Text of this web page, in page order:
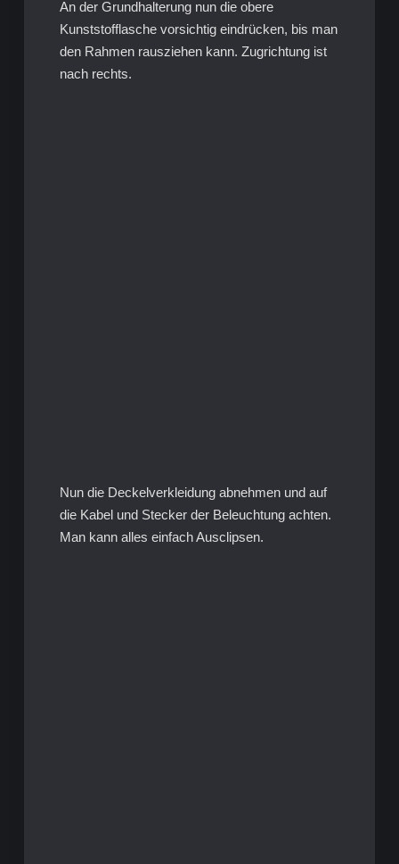
An der Grundhalterung nun die obere
Kunststofflasche vorsichtig eindrücken, bis man
den Rahmen rausziehen kann. Zugrichtung ist
nach rechts.
Nun die Deckelverkleidung abnehmen und auf
die Kabel und Stecker der Beleuchtung achten.
Man kann alles einfach Ausclipsen.